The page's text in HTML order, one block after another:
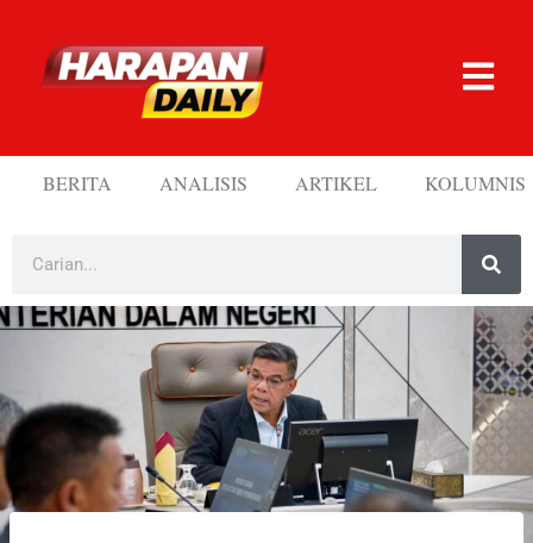
BERITA ANALISIS ARTIKEL KOLUMNIS